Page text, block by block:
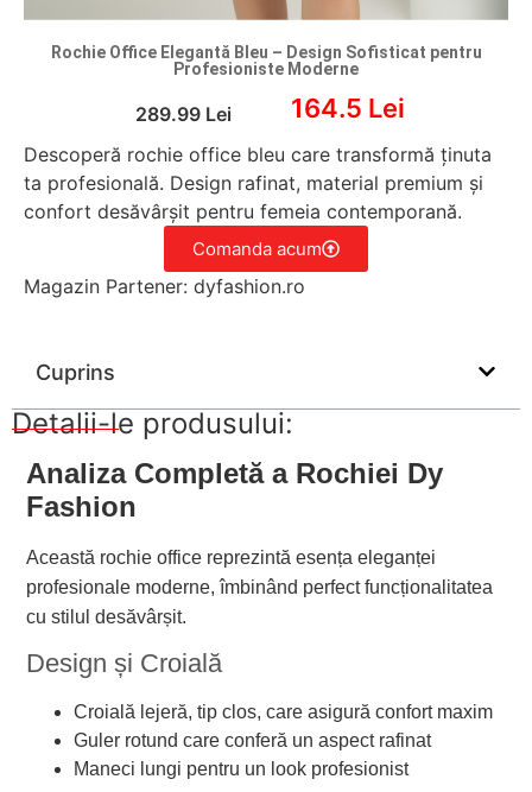
Rochie Office Elegantă Bleu – Design Sofisticat pentru
Profesioniste Moderne
289.99 Lei 164.5 Lei
Descoperă rochie office bleu care transformă ținuta
ta profesională. Design rafinat, material premium și
confort desăvârșit pentru femeia contemporană.
Comanda acum
Magazin Partener: dyfashion.ro
Cuprins
Detalii-le produsului:
Analiza Completă a Rochiei Dy
Fashion
Această rochie office reprezintă esența eleganței
profesionale moderne, îmbinând perfect funcționalitatea
cu stilul desăvârșit.
Design și Croială
Croială lejeră, tip clos, care asigură confort maxim
Guler rotund care conferă un aspect rafinat
Maneci lungi pentru un look profesionist